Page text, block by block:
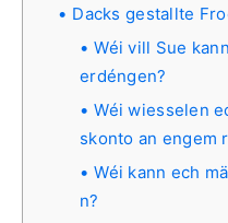
Dacks gestallte
Wéi vill Sue
erdéngen?
Wéi wiesselen
skonto an engem
Wéi kann ech
n?